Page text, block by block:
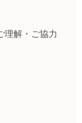
理解・ご協力